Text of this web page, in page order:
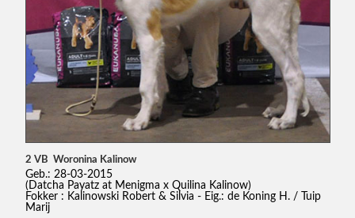
2 VB Woronina Kalinow
Geb.: 28-03-2015
(Datcha Payatz at Menigma x Quilina Kalinow)
Fokker : Kalinowski Robert & Silvia - Eig.: de Koning H. / Tuip
Marij